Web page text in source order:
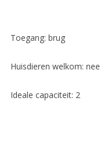
Toegang: brug
Huisdieren welkom: nee
Ideale capaciteit: 2